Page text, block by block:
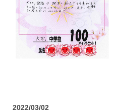
投
2022/03/02